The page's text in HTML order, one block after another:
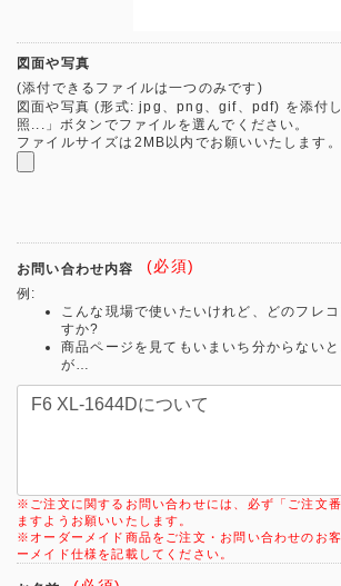
図面や写真
(添付できるファイルは一つのみです)
図面や写真 (形式: jpg、png、gif、pdf) を添付
照...」ボタンでファイルを選んでください。
ファイルサイズは2MB以内でお願いいたします。
お問い合わせ内容 (必須)
例:
こんな現場で使いたいけれど、どのフレ
すか?
商品ページを見てもいまいち分からない
が…
※ご注文に関するお問い合わせには、必ず「ご注文
ますようお願いいたします。
※オーダーメイド商品をご注文・お問い合わせのお
ーメイド仕様を記載してください。